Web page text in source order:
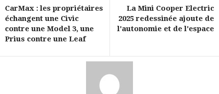
CarMax : les propriétaires
échangent une Civic
contre une Model 3, une
Prius contre une Leaf
La Mini Cooper Electric
2025 redessinée ajoute de
l'autonomie et de l'espace